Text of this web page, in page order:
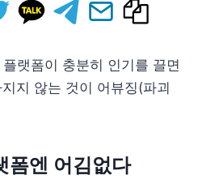
랫폼이 충분히 인기를 끌면
지 않는 것이 어뷰징(파괴
폼엔 어김없다